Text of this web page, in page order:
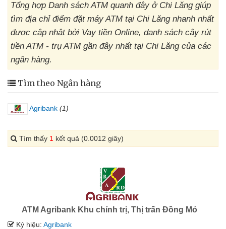
Tổng hợp Danh sách ATM quanh đây ở Chi Lăng giúp
tìm địa chỉ điểm đặt máy ATM tại Chi Lăng nhanh nhất
được cập nhật bởi Vay tiền Online, danh sách cây rút
tiền ATM - trụ ATM gần đây nhất tại Chi Lăng của các
ngân hàng.
Tìm theo Ngân hàng
Agribank (1)
Tìm thấy 1 kết quả (0.0012 giây)
ATM Agribank Khu chính trị, Thị trấn Đồng Mỏ
Ký hiệu: Agribank